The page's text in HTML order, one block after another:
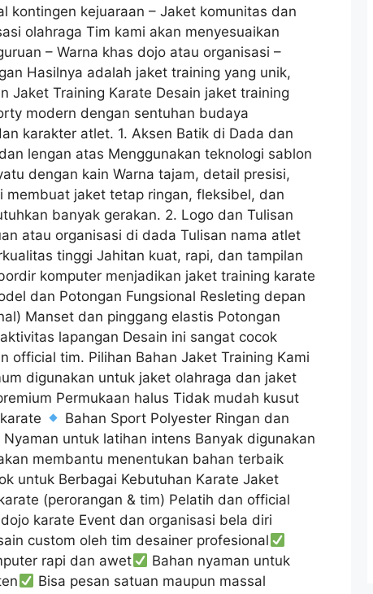
kontingen kejuaraan – Jaket komunitas dan
olahraga Tim kami akan menyesuaikan
– Warna khas dojo atau organisasi –
Hasilnya adalah jaket training yang unik,
Jaket Training Karate Desain jaket training
modern dengan sentuhan budaya
karakter atlet. 1. Aksen Batik di Dada dan
lengan atas Menggunakan teknologi sablon
dengan kain Warna tajam, detail presisi,
jaket tetap ringan, fleksibel, dan
banyak gerakan. 2. Logo dan Tulisan
atau organisasi di dada Tulisan nama atlet
tinggi Jahitan kuat, rapi, dan tampilan
komputer menjadikan jaket training karate
dan Potongan Fungsional Resleting depan
Manset dan pinggang elastis Potongan
lapangan Desain ini sangat cocok
official tim. Pilihan Bahan Jaket Training Kami
digunakan untuk jaket olahraga dan jaket
Permukaan halus Tidak mudah kusut
Bahan Sport Polyester Ringan dan
untuk latihan intens Banyak digunakan
membantu menentukan bahan terbaik
untuk Berbagai Kebutuhan Karate Jaket
(perorangan & tim) Pelatih dan official
karate Event dan organisasi bela diri
custom oleh tim desainer profesional
rapi dan awet
Bahan nyaman untuk
Bisa pesan satuan maupun massal